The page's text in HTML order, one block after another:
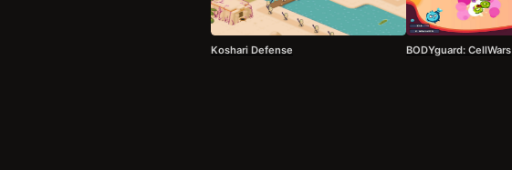
Koshari Defense BODYguard: CellWars